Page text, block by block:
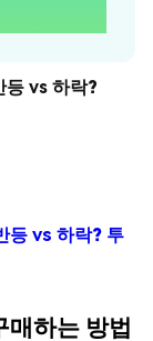
vs 하락?
등 vs 하락? 투
매하는 방법